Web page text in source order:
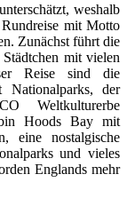
weshalb
Rundreise mit Motto
Zunächst führt die
Städtchen mit vielen
Reise sind die
Nationalparks, der
Weltkulturerbe
Hoods Bay mit
eine nostalgische
und vieles
Englands mehr